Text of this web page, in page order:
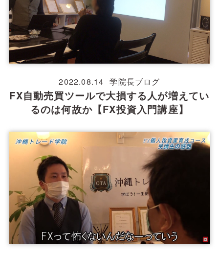
2022.08.14 学院長ブログ
FX自動売買ツールで大損する人が増えてい
るのは何故か【FX投資入門講座】